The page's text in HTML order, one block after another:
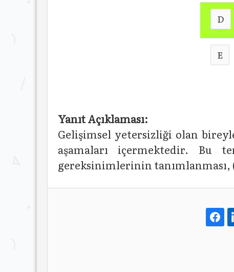
D
E
Yanıt Açıklaması:
Gelişimsel yetersizliği olan
aşamaları içermektedir. Bu
gereksinimlerinin tanımlanması,